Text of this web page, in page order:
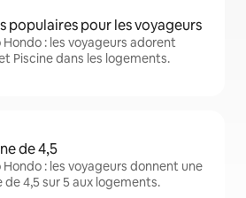
populaires pour les voyageurs
Hondo : les voyageurs adorent
Piscine dans les logements.
de 4,5
Hondo : les voyageurs donnent une
de 4,5 sur 5 aux logements.